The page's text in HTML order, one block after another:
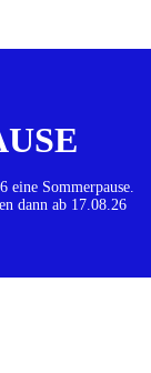
eine Sommerpause.
dann ab 17.08.26